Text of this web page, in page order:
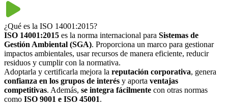
¿Qué es la ISO 14001:2015?
ISO 14001:2015 es la norma internacional para Sistemas de
Gestión Ambiental (SGA). Proporciona un marco para gestionar
impactos ambientales, usar recursos de manera eficiente, reducir
residuos y cumplir con la normativa.
Adoptarla y certificarla mejora la reputación corporativa, genera
confianza en los grupos de interés y aporta ventajas
competitivas. Además, se integra fácilmente con otras normas
como ISO 9001 e ISO 45001.